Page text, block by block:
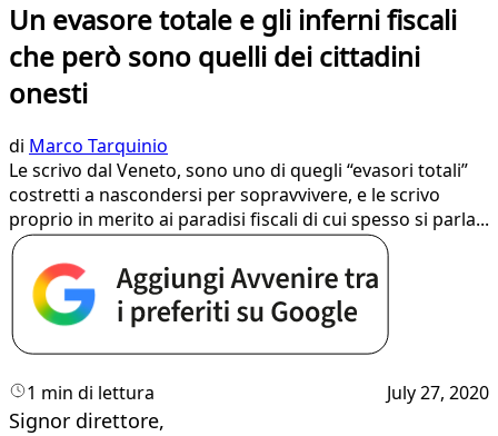
Un evasore totale e gli inferni fiscali
che però sono quelli dei cittadini
onesti
di Marco Tarquinio
Le scrivo dal Veneto, sono uno di quegli “evasori totali”
costretti a nascondersi per sopravvivere, e le scrivo
proprio in merito ai paradisi fiscali di cui spesso si parla...
1 min di lettura July 27, 2020
Signor direttore,